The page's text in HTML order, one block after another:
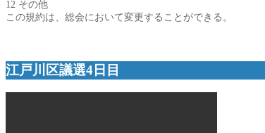
12 その他
この規約は、総会において変更することができる。
江戸川区議選4日目